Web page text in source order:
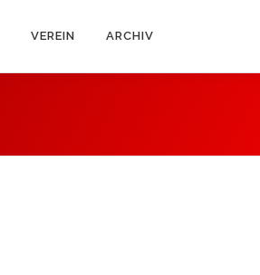
VEREIN ARCHIV